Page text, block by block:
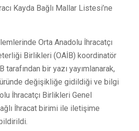
Kayda Bağlı Mallar Listesi’ne
Orta Anadolu İhracatçı
Birlikleri (OAİB) koordinatör
tarafından bir yazı yayımlanarak,
değişikliğe gidildiği ve bilgi
İhracatçı Birlikleri Genel
İhracat birimi ile iletişime